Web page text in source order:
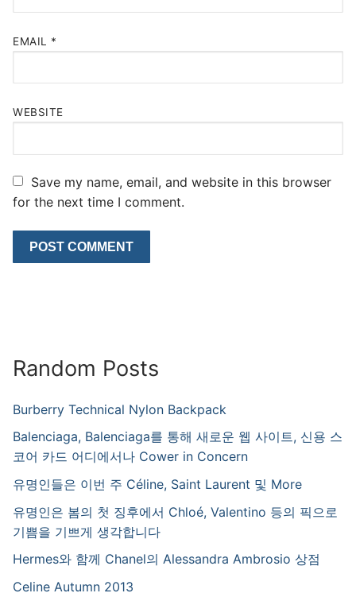
EMAIL *
WEBSITE
Save my name, email, and website in this browser
for the next time I comment.
Random Posts
Burberry Technical Nylon Backpack
Balenciaga, Balenciaga를 통해 새로운 웹 사이트, 신용 스
코어 카드 어디에서나 Cower in Concern
유명인들은 이번 주 Céline, Saint Laurent 및 More
유명인은 봄의 첫 징후에서 Chloé, Valentino 등의 픽으로
기쁨을 기쁘게 생각합니다
Hermes와 함께 Chanel의 Alessandra Ambrosio 상점
Celine Autumn 2013